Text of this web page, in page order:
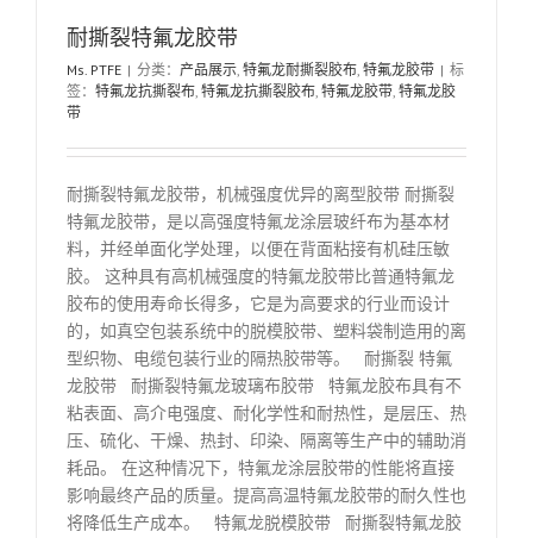
耐撕裂特氟龙胶带
Ms. PTFE | 分类： 产品展示, 特氟龙耐撕裂胶布, 特氟龙胶带 | 标
签： 特氟龙抗撕裂布, 特氟龙抗撕裂胶布, 特氟龙胶带, 特氟龙胶
带
耐撕裂特氟龙胶带，机械强度优异的离型胶带 耐撕裂
特氟龙胶带，是以高强度特氟龙涂层玻纤布为基本材
料，并经单面化学处理，以便在背面粘接有机硅压敏
胶。 这种具有高机械强度的特氟龙胶带比普通特氟龙
胶布的使用寿命长得多，它是为高要求的行业而设计
的，如真空包装系统中的脱模胶带、塑料袋制造用的离
型织物、电缆包装行业的隔热胶带等。 耐撕裂 特氟
龙胶带 耐撕裂特氟龙玻璃布胶带 特氟龙胶布具有不
粘表面、高介电强度、耐化学性和耐热性，是层压、热
压、硫化、干燥、热封、印染、隔离等生产中的辅助消
耗品。 在这种情况下，特氟龙涂层胶带的性能将直接
影响最终产品的质量。提高高温特氟龙胶带的耐久性也
将降低生产成本。 特氟龙脱模胶带 耐撕裂特氟龙胶